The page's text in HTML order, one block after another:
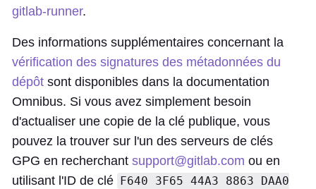
gitlab-runner.
Des informations supplémentaires concernant la
vérification des signatures des métadonnées du
dépôt sont disponibles dans la documentation
Omnibus. Si vous avez simplement besoin
d'actualiser une copie de la clé publique, vous
pouvez la trouver sur l'un des serveurs de clés
GPG en recherchant support@gitlab.com ou en
utilisant l'ID de clé
F640 3F65 44A3 8863 DAA0